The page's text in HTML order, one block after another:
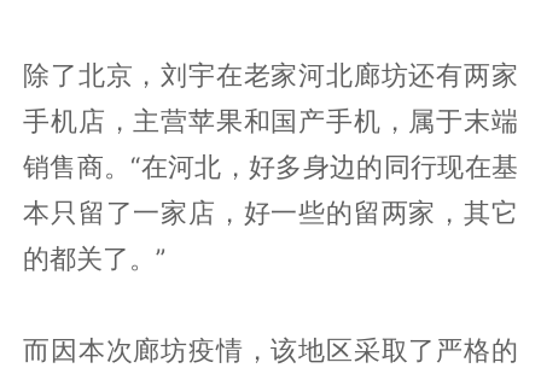
除了北京，刘宇在老家河北廊坊还有两家
手机店，主营苹果和国产手机，属于末端
销售商。“在河北，好多身边的同行现在基
本只留了一家店，好一些的留两家，其它
的都关了。”
而因本次廊坊疫情，该地区采取了严格的